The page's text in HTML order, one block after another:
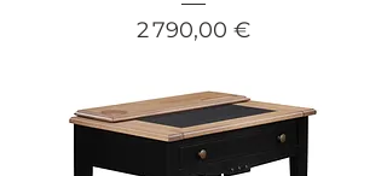
Prix
2 790,00 €